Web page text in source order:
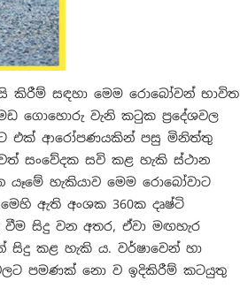
කිරීම් සඳහා මෙම රොබෝවන් භාවිත
ගොහොරු වැනි කටුක ප්‍රදේශවල
එක් ආරෝපණයකින් පසු මිනිත්තු
සංවේදක සවි කළ හැකි ස්ථාන
හැකියාව මෙම රොබෝවාට
ඇති අංශක 360ක දෘෂ්ටි
සිදු වන අතර, ඒවා මඟහැර
සිදු කළ හැකි ය. වර්ෂාවෙන් හා
පමණක් නො ව ඉදිකිරීම් කටයුතු